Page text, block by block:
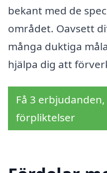
bekant med de
området. Oavsett
många duktiga
hjälpa dig att
Få 3
förpliktelser